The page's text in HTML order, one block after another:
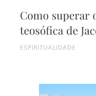
Como superar
teosófica de
ESPIRITUALIDADE